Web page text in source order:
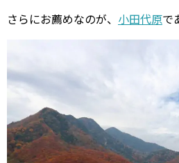
さらにお薦めなのが、 小田代原で